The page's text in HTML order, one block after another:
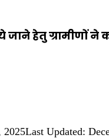
हेतु ग्रामीणों
2025Last Updated: